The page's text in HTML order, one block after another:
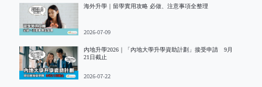
海外升學｜留學實用攻略 必做、注意事項全整理
2026-07-09
內地升學2026｜「內地大學升學資助計劃」接受申請 9月
21日截止
2026-07-22